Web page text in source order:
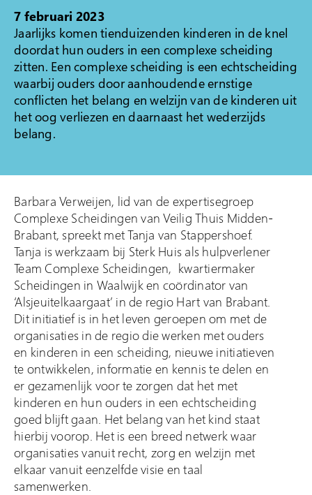
Klacht indienen
Over Veilig Thuis
Wat is Veilig Thuis
Wat is geweld in
afhankelijkheidsrelaties?
Contact
7 februari 2023
Jaarlijks komen tienduizenden kinderen in de knel
doordat hun ouders in een complexe scheiding
zitten. Een complexe scheiding is een echtscheiding
waarbij ouders door aanhoudende ernstige
conflicten het belang en welzijn van de kinderen uit
het oog verliezen en daarnaast het wederzijds
belang.
Barbara Verweijen, lid van de expertisegroep
Complexe Scheidingen van Veilig Thuis Midden-
Brabant, spreekt met Tanja van Stappershoef.
Tanja is werkzaam bij Sterk Huis als hulpverlener
Team Complexe Scheidingen, kwartiermaker
Scheidingen in Waalwijk en coördinator van
‘Alsjeuitelkaargaat’ in de regio Hart van Brabant.
Dit initiatief is in het leven geroepen om met de
organisaties in de regio die werken met ouders
en kinderen in een scheiding, nieuwe initiatieven
te ontwikkelen, informatie en kennis te delen en
er gezamenlijk voor te zorgen dat het met
kinderen en hun ouders in een echtscheiding
goed blijft gaan. Het belang van het kind staat
hierbij voorop. Het is een breed netwerk waar
organisaties vanuit recht, zorg en welzijn met
elkaar vanuit eenzelfde visie en taal
samenwerken.